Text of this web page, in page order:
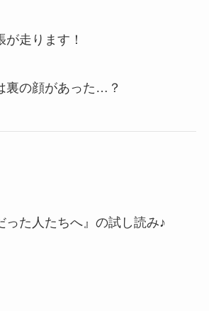
走ります！
裏の顔があった…？
った人たちへ』の試し読み♪